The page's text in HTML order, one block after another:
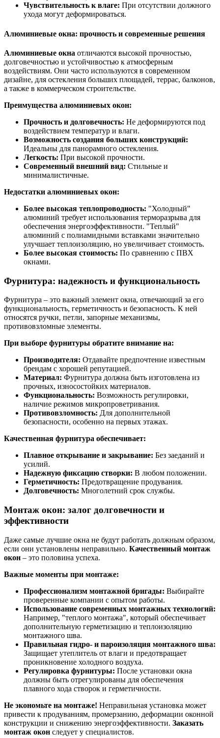
Чувствительность к влаге: При отсутствии должного
ухода могут деформироваться.
Алюминиевые окна: прочность и современные решения
Алюминиевые окна отличаются высокой прочностью,
долговечностью и устойчивостью к атмосферным
воздействиям. Они часто используются в современном
дизайне, для остекления больших площадей, террас, балконов,
а также в коммерческом строительстве.
Преимущества алюминиевых окон:
Прочность и долговечность: Не деформируются под
воздействием температур и влаги.
Возможность создания больших конструкций:
Идеальны для панорамного остекления.
Легкость: При высокой прочности.
Современный внешний вид: Стильные и
минималистичные.
Недостатки алюминиевых окон:
Более высокая теплопроводность: "Холодный"
алюминий требует использования терморазрыва для
обеспечения энергоэффективности. "Теплый"
алюминий с полиамидными вставками значительно
улучшает теплоизоляцию, но увеличивает стоимость.
Более высокая стоимость: По сравнению с ПВХ
окнами.
Фурнитура: надежность и функциональность
Фурнитура – это важный элемент окна, отвечающий за его
функциональность, герметичность и безопасность. К ней
относятся ручки, петли, запорные механизмы,
противовзломные элементы.
При выборе фурнитуры обратите внимание на:
Производителя: Отдавайте предпочтение известным
брендам с хорошей репутацией.
Материал: Фурнитура должна быть изготовлена из
прочных, износостойких материалов.
Функциональность: Возможность регулировки,
наличие режимов микропроветривания.
Противовзломность: Для дополнительной
безопасности, особенно на первых этажах.
Качественная фурнитура обеспечивает:
Плавное открывание и закрывание: Без заеданий и
усилий.
Надежную фиксацию створки: В любом положении.
Герметичность: Предотвращение продувания.
Долговечность: Многолетний срок службы.
Монтаж окон: залог долговечности и
эффективности
Даже самые лучшие окна не будут работать должным образом,
если они установлены неправильно. Качественный монтаж
окон – это половина успеха.
Важные моменты при монтаже:
Профессионализм монтажной бригады: Выбирайте
проверенные компании с опытом работы.
Использование современных монтажных технологий:
Например, "теплого монтажа", который обеспечивает
дополнительную герметизацию и теплоизоляцию
монтажного шва.
Правильная гидро- и пароизоляция монтажного шва:
Защищает утеплитель от влаги и предотвращает
проникновение холодного воздуха.
Регулировка фурнитуры: После установки окна
должны быть отрегулированы для обеспечения
плавного хода створок и герметичности.
Не экономьте на монтаже! Неправильная установка может
привести к продуваниям, промерзанию, деформации оконной
конструкции и снижению энергоэффективности. Заказать
монтаж окон следует у специалистов.